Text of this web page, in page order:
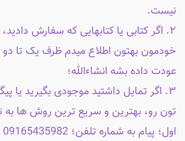
نیست.
۲. اگر کتابی یا کتابهایی که سفارش
خودمون بهتون اطلاع میدم ظرف یک تا دو
عودت داده بشه انشاءالله؛
۳. اگر تمایل داشتید موجودی بگیرید یا
تون رو، بهترین و سریع ترین روش ها
اول؛ پیام به شماره تلفن؛ 09165435982